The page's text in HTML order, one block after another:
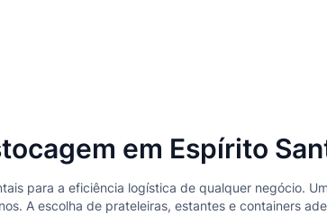
em Espírito
para a eficiência logística de qualquer negócio.
A escolha de prateleiras, estantes e containers